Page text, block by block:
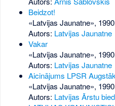
Beidzot!
«Latvijas Jaunatne»,
Autors: Latvijas Jaunatne
Vakar
«Latvijas Jaunatne»,
Autors: Latvijas Jaunatne
Aicinājums LPSR
«Latvijas Jaunatne»,
Autors: Latvijas Ārstu